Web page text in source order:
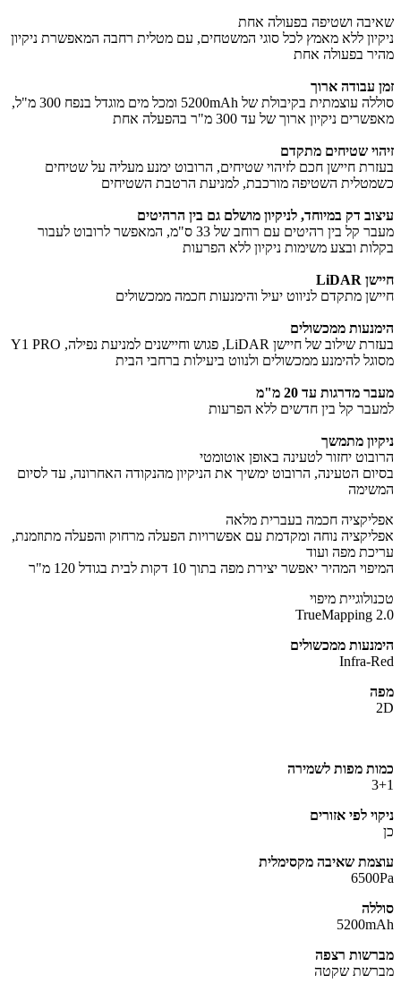
שאיבה ושטיפה בפעולה אחת
ניקיון ללא מאמץ לכל סוגי המשטחים, עם מטלית רחבה המאפשרת ניקיון
מהיר בפעולה אחת
זמן עבודה ארוך
סוללה עוצמתית בקיבולת של 5200mAh ומכל מים מוגדל בנפח 300 מ"ל,
מאפשרים ניקיון ארוך של עד 300 מ"ר בהפעלה אחת
זיהוי שטיחים מתקדם
בעזרת חיישן חכם לזיהוי שטיחים, הרובוט ימנע מעליה על שטיחים
כשמטלית השטיפה מורכבת, למניעת הרטבת השטיחים
עיצוב דק במיוחד, לניקיון מושלם גם בין הרהיטים
מעבר קל בין רהיטים עם רוחב של 33 ס"מ, המאפשר לרובוט לעבור
בקלות ובצע משימות ניקיון ללא הפרעות
חיישן LiDAR
חיישן מתקדם לניווט יעיל והימנעות חכמה ממכשולים
הימנעות ממכשולים
בעזרת שילוב של חיישן LiDAR, פגוש וחיישנים למניעת נפילה, Y1 PRO
מסוגל להימנע ממכשולים ולנווט ביעילות ברחבי הבית
מעבר מדרגות עד 20 מ"מ
למעבר קל בין חדשים ללא הפרעות
ניקיון מתמשך
הרובוט יחזור לטעינה באופן אוטומטי
בסיום הטעינה, הרובוט ימשיך את הניקיון מהנקודה האחרונה, עד לסיום
המשימה
אפליקציה חכמה בעברית מלאה
אפליקציה נוחה ומקדמת עם אפשרויות הפעלה מרחוק והפעלה מתוזמנת,
עריכת מפה ועוד
המיפוי המהיר יאפשר יצירת מפה בתוך 10 דקות לבית בגודל 120 מ"ר
טכנולוגיית מיפוי
TrueMapping 2.0
הימנעות ממכשולים
Infra-Red
מפה
2D
כמות מפות לשמירה
3+1
ניקוי לפי אזורים
כן
עוצמת שאיבה מקסימלית
6500Pa
סוללה
5200mAh
מברשות רצפה
מברשת שקטה